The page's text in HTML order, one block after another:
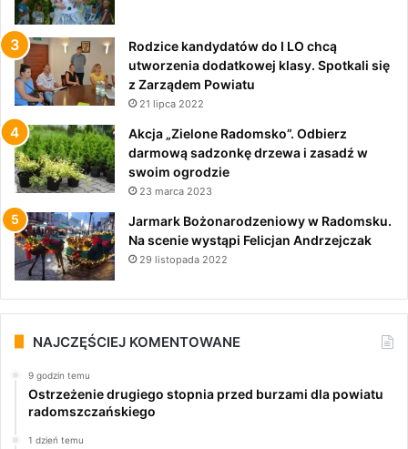
Rodzice kandydatów do I LO chcą
utworzenia dodatkowej klasy. Spotkali się
z Zarządem Powiatu
21 lipca 2022
Akcja „Zielone Radomsko”. Odbierz
darmową sadzonkę drzewa i zasadź w
swoim ogrodzie
23 marca 2023
Jarmark Bożonarodzeniowy w Radomsku.
Na scenie wystąpi Felicjan Andrzejczak
29 listopada 2022
NAJCZĘŚCIEJ KOMENTOWANE
9 godzin temu
Ostrzeżenie drugiego stopnia przed burzami dla powiatu
radomszczańskiego
1 dzień temu